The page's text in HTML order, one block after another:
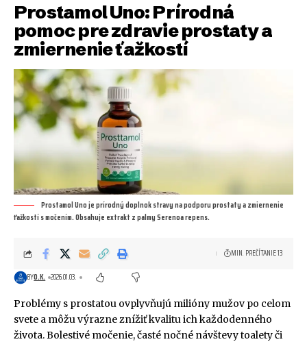
Prostamol Uno: Prírodná
pomoc pre zdravie prostaty a
zmiernenie ťažkostí
Prostamol Uno je prírodný doplnok stravy na podporu prostaty a zmiernenie
ťažkostí s močením. Obsahuje extrakt z palmy Serenoa repens.
BYO.K. 2026.01.03.
MIN. PREČÍTANIE 13
Problémy s prostatou ovplyvňujú milióny mužov po celom
svete a môžu výrazne znížiť kvalitu ich každodenného
života. Bolestivé močenie, časté nočné návštevy toalety či